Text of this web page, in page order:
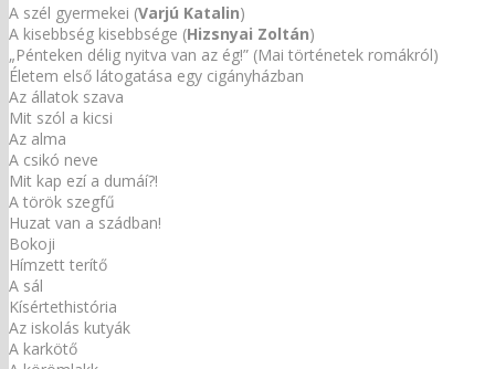
A szél gyermekei (Varjú Katalin)
A kisebbség kisebbsége (Hizsnyai Zoltán)
„Pénteken délig nyitva van az ég!” (Mai történetek romákról)
Életem első látogatása egy cigányházban
Az állatok szava
Mit szól a kicsi
Az alma
A csikó neve
Mit kap ezí a dumáí?!
A török szegfű
Huzat van a szádban!
Bokoji
Hímzett terítő
A sál
Kísértethistória
Az iskolás kutyák
A karkötő